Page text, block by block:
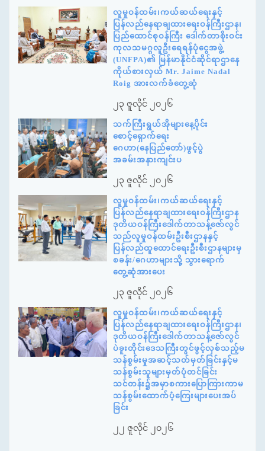
လူမှုဝန်ထမ်း၊ကယ်ဆယ်ရေးနှင့်
ပြန်လည်နေရာချထားရေးဝန်ကြီးဌာန၊
ပြည်ထောင်စုဝန်ကြီး ဒေါက်တာစိုးဝင်း
ကုလသမဂ္ဂလူဦးရေရန်ပုံငွေအဖွဲ့
(UNFPA)၏ မြန်မာနိုင်ငံဆိုင်ရာဌာနေ
ကိုယ်စားလှယ် Mr. Jaime Nadal
Roig အားလက်ခံတွေ့ဆုံ
၂၃ ဇူလိုင် ၂၀၂၆
သက်ကြီးရွယ်အိုများနေ့ပိုင်း
စောင့်ရှောက်ရေး
ဂေဟာ(နေပြည်တော်)ဖွင့်ပွဲ
အခမ်းအနားကျင်းပ
၂၃ ဇူလိုင် ၂၀၂၆
လူမှုဝန်ထမ်း၊ကယ်ဆယ်ရေးနှင့်
ပြန်လည်နေရာချထားရေးဝန်ကြီးဌာန
ဒုတိယဝန်ကြီးဒေါက်တာသန့်ဇော်လွင်
သည်လူမှုဝန်ထမ်းဦးစီးဌာနနှင့်
ပြန်လည်ထူထောင်ရေးဦးစီးဌာနများမှ
စခန်း/ဂေဟာများသို့ သွားရောက်
တွေ့ဆုံအားပေး
၂၃ ဇူလိုင် ၂၀၂၆
လူမှုဝန်ထမ်း၊ကယ်ဆယ်ရေးနှင့်
ပြန်လည်နေရာချထားရေးဝန်ကြီးဌာန၊
ဒုတိယဝန်ကြီးဒေါက်တာသန့်ဇော်လွင်
ပဲခူးတိုင်းဒေသကြီးတွင်ဖွင့်လှစ်သည့်မ
သန်စွမ်းမှုအဆင့်သတ်မှတ်ခြင်းနှင့်မ
သန်စွမ်းသူများမှတ်ပုံတင်ခြင်း
သင်တန်း၌အမှာစကားပြောကြားကာမ
သန်စွမ်းထောက်ပံ့ကြေးများပေးအပ်
ခြင်း
၂၂ ဇူလိုင် ၂၀၂၆